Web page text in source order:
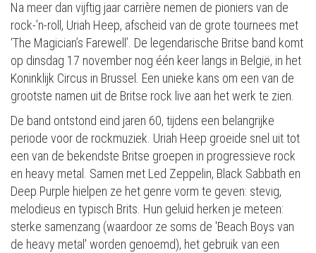
Na meer dan vijftig jaar carrière nemen de pioniers van de
rock-’n-roll, Uriah Heep, afscheid van de grote tournees met
‘The Magician’s Farewell’. De legendarische Britse band komt
op dinsdag 17 november nog één keer langs in België, in het
Koninklijk Circus in Brussel. Een unieke kans om een van de
grootste namen uit de Britse rock live aan het werk te zien.
De band ontstond eind jaren 60, tijdens een belangrijke
periode voor de rockmuziek. Uriah Heep groeide snel uit tot
een van de bekendste Britse groepen in progressieve rock
en heavy metal. Samen met Led Zeppelin, Black Sabbath en
Deep Purple hielpen ze het genre vorm te geven: stevig,
melodieus en typisch Brits. Hun geluid herken je meteen:
sterke samenzang (waardoor ze soms de 'Beach Boys van
de heavy metal' worden genoemd), het gebruik van een